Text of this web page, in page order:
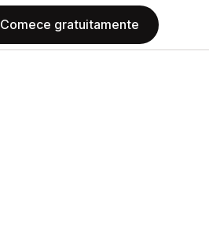
Comece gratuitamente